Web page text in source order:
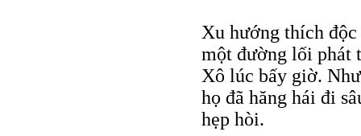
Xu hướng thích độc
một đường lối phát
Xô lúc bấy giờ.
họ đã hăng hái đi
hẹp hòi.